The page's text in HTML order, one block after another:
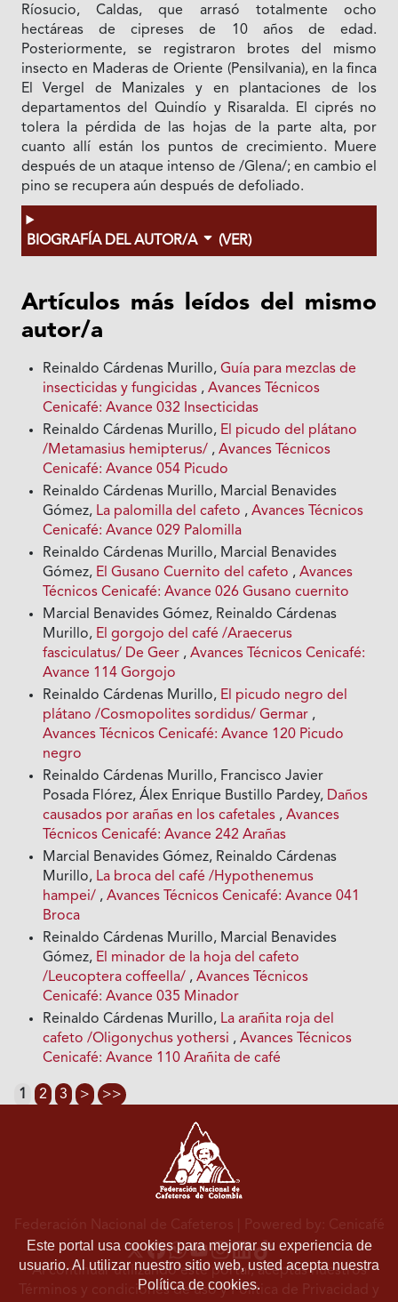
Ríosucio, Caldas, que arrasó totalmente ocho
hectáreas de cipreses de 10 años de edad.
Posteriormente, se registraron brotes del mismo
insecto en Maderas de Oriente (Pensilvania), en la finca
El Vergel de Manizales y en plantaciones de los
departamentos del Quindío y Risaralda. El ciprés no
tolera la pérdida de las hojas de la parte alta, por
cuanto allí están los puntos de crecimiento. Muere
después de un ataque intenso de /Glena/; en cambio el
pino se recupera aún después de defoliado.
BIOGRAFÍA DEL AUTOR/A (VER)
Artículos más leídos del mismo
autor/a
Reinaldo Cárdenas Murillo,Guía para mezclas de
insecticidas y fungicidas ,Avances Técnicos
Cenicafé: Avance 032 Insecticidas
Reinaldo Cárdenas Murillo, El picudo del plátano
/Metamasius hemipterus/ ,Avances Técnicos
Cenicafé: Avance 054 Picudo
Reinaldo Cárdenas Murillo, Marcial Benavides
Gómez, La palomilla del cafeto ,Avances Técnicos
Cenicafé: Avance 029 Palomilla
Reinaldo Cárdenas Murillo, Marcial Benavides
Gómez, El Gusano Cuernito del cafeto ,Avances
Técnicos Cenicafé: Avance 026 Gusano cuernito
Marcial Benavides Gómez, Reinaldo Cárdenas
Murillo, El gorgojo del café /Araecerus
fasciculatus/ De Geer ,Avances Técnicos Cenicafé:
Avance 114 Gorgojo
Reinaldo Cárdenas Murillo, El picudo negro del
plátano /Cosmopolites sordidus/ Germar ,
Avances Técnicos Cenicafé: Avance 120 Picudo
negro
Reinaldo Cárdenas Murillo, Francisco Javier
Posada Flórez, Álex Enrique Bustillo Pardey, Daños
causados por arañas en los cafetales ,Avances
Técnicos Cenicafé: Avance 242 Arañas
Marcial Benavides Gómez, Reinaldo Cárdenas
Murillo, La broca del café /Hypothenemus
hampei/ ,Avances Técnicos Cenicafé: Avance 041
Broca
Reinaldo Cárdenas Murillo, Marcial Benavides
Gómez, El minador de la hoja del cafeto
/Leucoptera coffeella/ ,Avances Técnicos
Cenicafé: Avance 035 Minador
Reinaldo Cárdenas Murillo, La arañita roja del
cafeto /Oligonychus yothersi ,Avances Técnicos
Cenicafé: Avance 110 Arañita de café
1 2 3 > >>
Este portal usa cookies para mejorar su experiencia de
usuario. Al utilizar nuestro sitio web, usted acepta nuestra
Política de cookies.
Federación Nacional de Cafeteros | Powered by: Cenicafé
Al continuar utilizando este portal, aceptas nuestros
Términos y condiciones de usoyPolítica de Privacidad y